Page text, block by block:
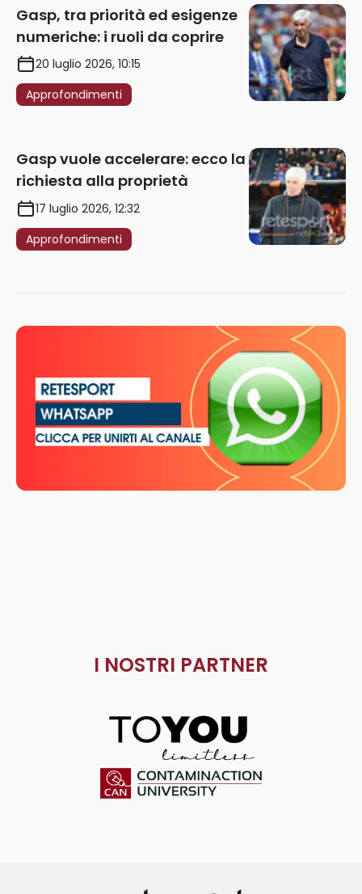
Gasp, tra priorità ed esigenze
numeriche: i ruoli da coprire
20 luglio 2026, 10:15
Approfondimenti
Gasp vuole accelerare: ecco la
richiesta alla proprietà
17 luglio 2026, 12:32
Approfondimenti
I NOSTRI PARTNER
ToYou